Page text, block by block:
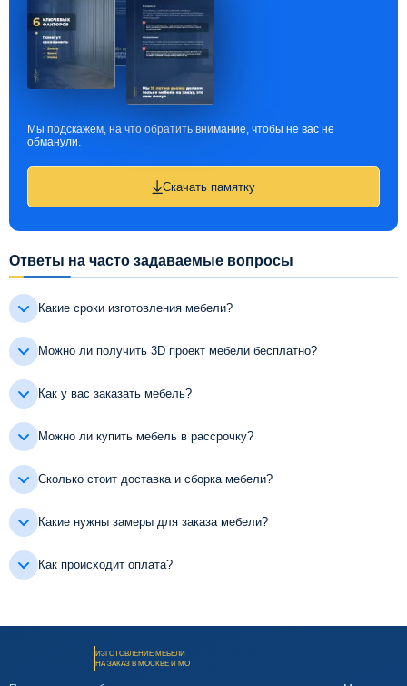
Мы подскажем, на что обратить внимание, чтобы не вас не
обманули.
Скачать памятку
Ответы на часто задаваемые вопросы
Какие сроки изготовления мебели?
Можно ли получить 3D проект мебели бесплатно?
Как у вас заказать мебель?
Можно ли купить мебель в рассрочку?
Сколько стоит доставка и сборка мебели?
Какие нужны замеры для заказа мебели?
Как происходит оплата?
ИЗГОТОВЛЕНИЕ МЕБЕЛИ
НА ЗАКАЗ В МОСКВЕ И МО